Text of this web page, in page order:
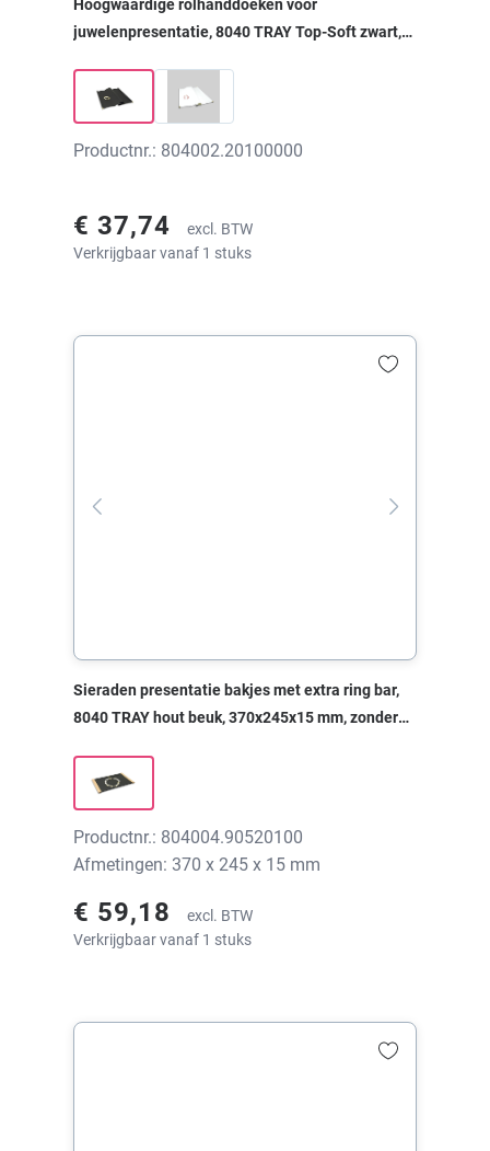
Hoogwaardige rolhanddoeken voor
juwelenpresentatie, 8040 TRAY Top-Soft zwart,
Productnr.: 804002.20100000
€ 37,74
excl. BTW
Verkrijgbaar vanaf 1 stuks
Sieraden presentatie bakjes met extra ring bar,
8040 TRAY hout beuk, 370x245x15 mm, zonder
Productnr.: 804004.90520100
Afmetingen: 370 x 245 x 15 mm
€ 59,18
excl. BTW
Verkrijgbaar vanaf 1 stuks